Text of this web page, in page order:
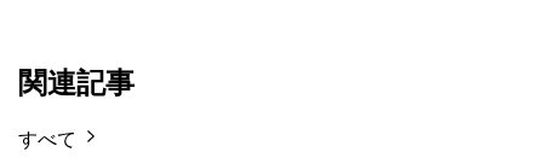
関連記事
すべて